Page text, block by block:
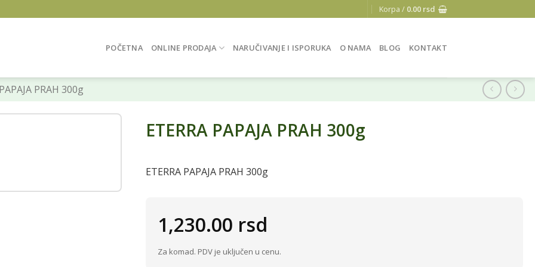
Korpa / 0.00 rsd
POČETNA ONLINE PRODAJA NARUČIVANJE I ISPORUKA O NAMA BLOG KONTAKT
PRAH 300g
ETERRA PAPAJA PRAH 300g
ETERRA PAPAJA PRAH 300g
1,230.00 rsd
Za komad. PDV je uključen u cenu.